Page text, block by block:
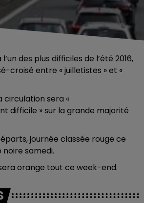
des plus difficiles de l’été 2016,
croisé entre « juilletistes » et «
circulation sera «
difficile » sur la grande majorité
journée classée rouge ce
samedi.
orange tout ce week-end.